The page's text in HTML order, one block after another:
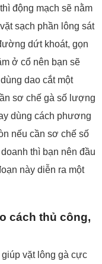
động mạch sẽ nằm
sạch phần lông sát
dứt khoát, gọn
ở cổ nên bạn sẽ
dao cắt một
sơ chế gà số lượng
dùng cách phương
nếu cần sơ chế số
thì bạn nên đầu
này diễn ra một
cách thủ công,
vặt lông gà cực